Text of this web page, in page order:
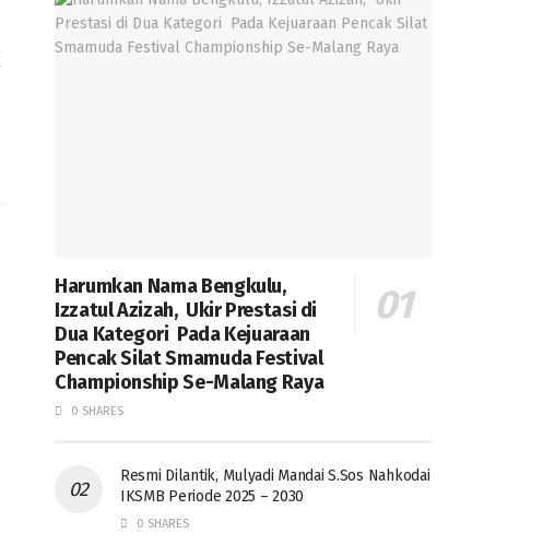
Harumkan Nama Bengkulu,
Izzatul Azizah, Ukir Prestasi di
Dua Kategori Pada Kejuaraan
Pencak Silat Smamuda Festival
Championship Se-Malang Raya
0 SHARES
Resmi Dilantik, Mulyadi Mandai S.Sos Nahkodai
IKSMB Periode 2025 – 2030
0 SHARES